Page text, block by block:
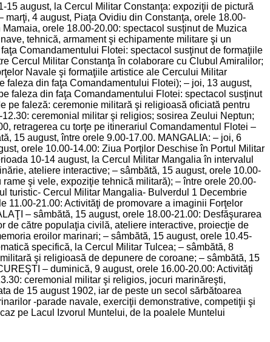
august, la Cercul Militar Constanţa: expoziţii de pictură
4 august, Piaţa Ovidiu din Constanţa, orele 18.00-
orele 18.00-20.00: spectacol susţinut de Muzica
tehnică, armament şi echipamente militare şi un
Comandamentului Flotei: spectacol susţinut de formaţiile
Cercul Militar Constanţa în colaborare cu Clubul Amiralilor;
Navale şi formaţiile artistice ale Cercului Militar
faleza din faţa Comandamentului Flotei); – joi, 13 august,
faleza din faţa Comandamentului Flotei: spectacol susţinut
pe faleză: ceremonie militară şi religioasă oficiată pentru
ceremonial militar şi religios; sosirea Zeului Neptun;
retragerea cu torţe pe itinerariul Comandamentul Flotei –
15 august, între orele 9.00-17.00. MANGALIA: – joi, 6
orele 10.00-14.00: Ziua Porţilor Deschise în Portul Militar
10-14 august, la Cercul Militar Mangalia în intervalul
ateliere interactive; – sâmbătă, 15 august, orele 10.00-
şi vele, expoziţie tehnică militară); – între orele 20.00-
turistic- Cercul Militar Mangalia- Bulverdul 1 Decembrie
11.00-21.00: Activităţi de promovare a imaginii Forţelor
– sâmbătă, 15 august, orele 18.00-21.00: Desfăşurarea
de către populaţia civilă, ateliere interactive, proiecţie de
eroilor marinari; – sâmbătă, 15 august, orele 10.45-
specifică, la Cercul Militar Tulcea; – sâmbătă, 8
şi religioasă de depunere de coroane; – sâmbătă, 15
– duminică, 9 august, orele 16.00-20.00: Activităţi
ceremonial militar şi religios, jocuri marinăreşti,
de 15 august 1902, iar de peste un secol sărbătoarea
-parade navale, exerciţii demonstrative, competiţii şi
pe Lacul Izvorul Muntelui, de la poalele Muntelui